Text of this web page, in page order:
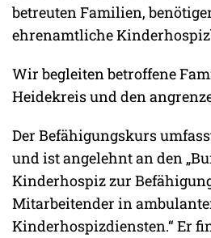
betreuten Familien,
ehrenamtliche
Wir begleiten betroffene
Heidekreis und den
Der Befähigungskurs
und ist angelehnt an den
Kinderhospiz zur
Mitarbeitender in
Kinderhospizdiensten.“ Er